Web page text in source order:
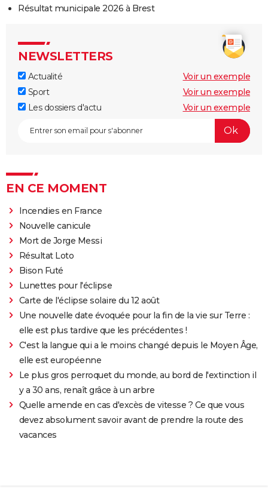
Résultat municipale 2026 à Brest
NEWSLETTERS
Actualité
Voir un exemple
Sport
Voir un exemple
Les dossiers d'actu
Voir un exemple
EN CE MOMENT
Incendies en France
Nouvelle canicule
Mort de Jorge Messi
Résultat Loto
Bison Futé
Lunettes pour l'éclipse
Carte de l'éclipse solaire du 12 août
Une nouvelle date évoquée pour la fin de la vie sur Terre :
elle est plus tardive que les précédentes !
C'est la langue qui a le moins changé depuis le Moyen Âge,
elle est européenne
Le plus gros perroquet du monde, au bord de l'extinction il
y a 30 ans, renaît grâce à un arbre
Quelle amende en cas d'excès de vitesse ? Ce que vous
devez absolument savoir avant de prendre la route des
vacances